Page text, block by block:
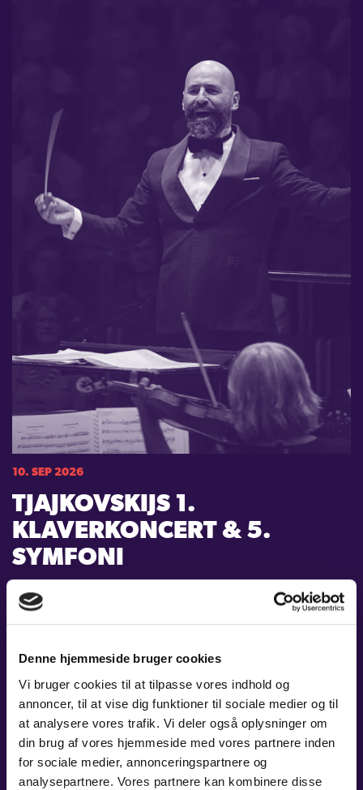
Denne hjemmeside bruger cookies
Vi bruger cookies til at tilpasse vores indhold og
annoncer, til at vise dig funktioner til sociale medier og til
at analysere vores trafik. Vi deler også oplysninger om
din brug af vores hjemmeside med vores partnere inden
for sociale medier, annonceringspartnere og
analysepartnere. Vores partnere kan kombinere disse
10. SEP 2026
TJAJKOVSKIJS 1.
KLAVERKONCERT & 5.
SYMFONI
Tid:19:00
Sted:Carl Nielsen Salen, Odense Koncerthus
Pris:A: 415 kr. - B: 365 kr. - C: 315 kr. / Stud. og unge t/m 29 år: 115 kr.
LÆS MERE